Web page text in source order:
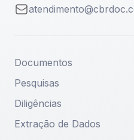
Documentos
Pesquisas
Diligências
Extração de Dados